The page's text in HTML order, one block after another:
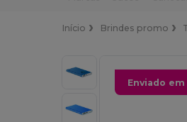
Início Brindes promo
Enviado em